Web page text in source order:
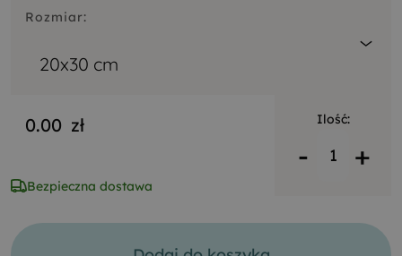
Rozmiar:
20x30 cm
0.00 zł
Bezpieczna dostawa
Ilość:
- +